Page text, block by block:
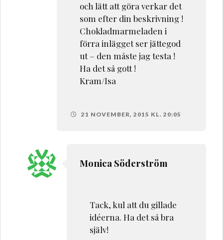
och lätt att göra verkar det
som efter din beskrivning !
Chokladmarmeladen i
förra inlägget ser jättegod
ut – den måste jag testa !
Ha det så gott !
Kram/Isa
21 NOVEMBER, 2015 KL. 20:05
Monica Söderström
Tack, kul att du gillade
idéerna. Ha det så bra
själv!